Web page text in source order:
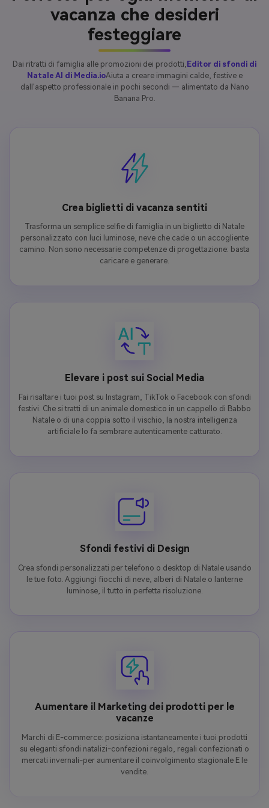
vacanza che desideri
festeggiare
Dai ritratti di famiglia alle promozioni dei prodotti, Editor di sfondi di
Natale AI di Media.ioAiuta a creare immagini calde, festive e
dall'aspetto professionale in pochi secondi — alimentato da Nano
Banana Pro.
Crea biglietti di vacanza sentiti
Trasforma un semplice selfie di famiglia in un biglietto di Natale
personalizzato con luci luminose, neve che cade o un accogliente
camino. Non sono necessarie competenze di progettazione: basta
caricare e generare.
Elevare i post sui Social Media
Fai risaltare i tuoi post su Instagram, TikTok o Facebook con sfondi
festivi. Che si tratti di un animale domestico in un cappello di Babbo
Natale o di una coppia sotto il vischio, la nostra intelligenza
artificiale lo fa sembrare autenticamente catturato.
Sfondi festivi di Design
Crea sfondi personalizzati per telefono o desktop di Natale usando
le tue foto. Aggiungi fiocchi di neve, alberi di Natale o lanterne
luminose, il tutto in perfetta risoluzione.
Aumentare il Marketing dei prodotti per le
vacanze
Marchi di E-commerce: posiziona istantaneamente i tuoi prodotti
su eleganti sfondi natalizi-confezioni regalo, regali confezionati o
mercati invernali-per aumentare il coinvolgimento stagionale E le
vendite.